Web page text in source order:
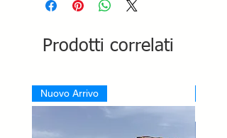
Prodotti correlati
Nuovo Arrivo